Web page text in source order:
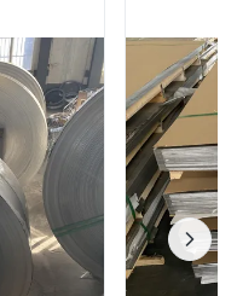
Design und
können